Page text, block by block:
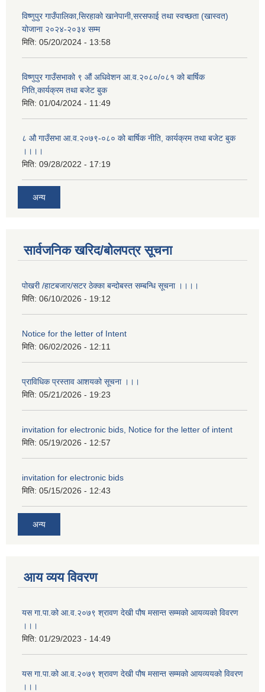
विष्णुपुर गाउँपालिका,सिरहाको खानेपानी,सरसफाई तथा स्वच्छता (खास्वत)
योजाना २०२४-२०३४ सम्म
मिति: 05/20/2024 - 13:58
विष्णुपुर गाउँसभाको ९ औं अधिवेशन आ.व.२०८०/०८१ को बार्षिक
निति,कार्यक्रम तथा बजेट बुक
मिति: 01/04/2024 - 11:49
८ औ गाउँसभा आ.व.२०७९-०८० को बार्षिक नीति, कार्यक्रम तथा बजेट बुक
।।।।
मिति: 09/28/2022 - 17:19
अन्य
सार्वजनिक खरिद/बोलपत्र सूचना
पोखरी /हाटबजार/सटर ठेक्का बन्दोबस्त सम्बन्धि सूचना ।।।।
मिति: 06/10/2026 - 19:12
Notice for the letter of Intent
मिति: 06/02/2026 - 12:11
प्राविधिक प्रस्ताव आशयको सूचना ।।।
मिति: 05/21/2026 - 19:23
invitation for electronic bids, Notice for the letter of intent
मिति: 05/19/2026 - 12:57
invitation for electronic bids
मिति: 05/15/2026 - 12:43
अन्य
आय व्यय विवरण
यस गा.पा.को आ.व.२०७९ श्रावण देखी पौष मसान्त सम्मको आयव्यको विवरण
।।।
मिति: 01/29/2023 - 14:49
यस गा.पा.को आ.व.२०७९ श्रावण देखी पौष मसान्त सम्मको आयव्ययको विवरण
।।।